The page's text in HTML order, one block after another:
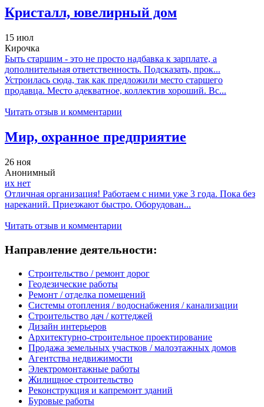
Кристалл, ювелирный дом
15 июл
Кирочка
Быть старшим - это не просто надбавка к зарплате, а
дополнительная ответственность. Подсказать, прок...
Устроилась сюда, так как предложили место старшего
продавца. Место адекватное, коллектив хороший. Вс...
Читать отзыв и комментарии
Мир, охранное предприятие
26 ноя
Анонимный
их нет
Отличная организация! Работаем с ними уже 3 года. Пока без
нареканий. Приезжают быстро. Оборудован...
Читать отзыв и комментарии
Направление деятельности:
Строительство / ремонт дорог
Геодезические работы
Ремонт / отделка помещений
Системы отопления / водоснабжения / канализации
Строительство дач / коттеджей
Дизайн интерьеров
Архитектурно-строительное проектирование
Продажа земельных участков / малоэтажных домов
Агентства недвижимости
Электромонтажные работы
Жилищное строительство
Реконструкция и капремонт зданий
Буровые работы